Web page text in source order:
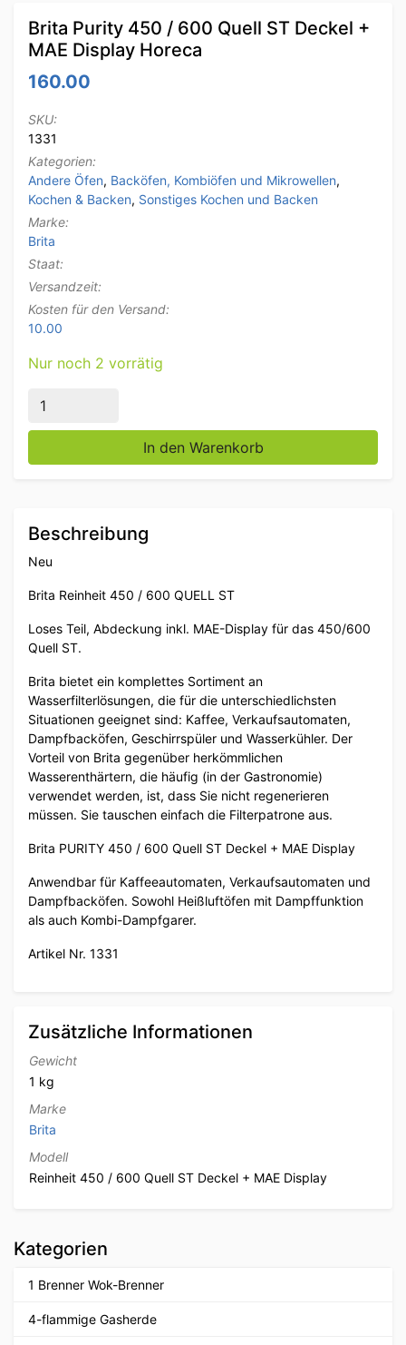
Brita Purity 450 / 600 Quell ST Deckel +
MAE Display Horeca
160.00
SKU:
1331
Kategorien:
Andere Öfen, Backöfen, Kombiöfen und Mikrowellen,
Kochen & Backen, Sonstiges Kochen und Backen
Marke:
Brita
Staat:
Versandzeit:
Kosten für den Versand:
10.00
Nur noch 2 vorrätig
Brita Purity 450 / 600 Quell ST Deckel + MAE Display
In den Warenkorb
Beschreibung
Neu
Brita Reinheit 450 / 600 QUELL ST
Loses Teil, Abdeckung inkl. MAE-Display für das 450/600
Quell ST.
Brita bietet ein komplettes Sortiment an
Wasserfilterlösungen, die für die unterschiedlichsten
Situationen geeignet sind: Kaffee, Verkaufsautomaten,
Dampfbacköfen, Geschirrspüler und Wasserkühler. Der
Vorteil von Brita gegenüber herkömmlichen
Wasserenthärtern, die häufig (in der Gastronomie)
verwendet werden, ist, dass Sie nicht regenerieren
müssen. Sie tauschen einfach die Filterpatrone aus.
Brita PURITY 450 / 600 Quell ST Deckel + MAE Display
Anwendbar für Kaffeeautomaten, Verkaufsautomaten und
Dampfbacköfen. Sowohl Heißluftöfen mit Dampffunktion
als auch Kombi-Dampfgarer.
Artikel Nr. 1331
Zusätzliche Informationen
Gewicht
1 kg
Marke
Brita
Modell
Reinheit 450 / 600 Quell ST Deckel + MAE Display
Kategorien
1 Brenner Wok-Brenner
4-flammige Gasherde